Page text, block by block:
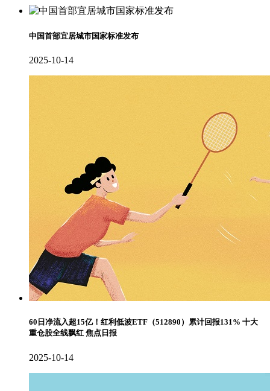
中国首部宜居城市国家标准发布
2025-10-14
60日净流入超15亿！红利低波ETF（512890）累计回报131% 十大
重仓股全线飘红 焦点日报
2025-10-14